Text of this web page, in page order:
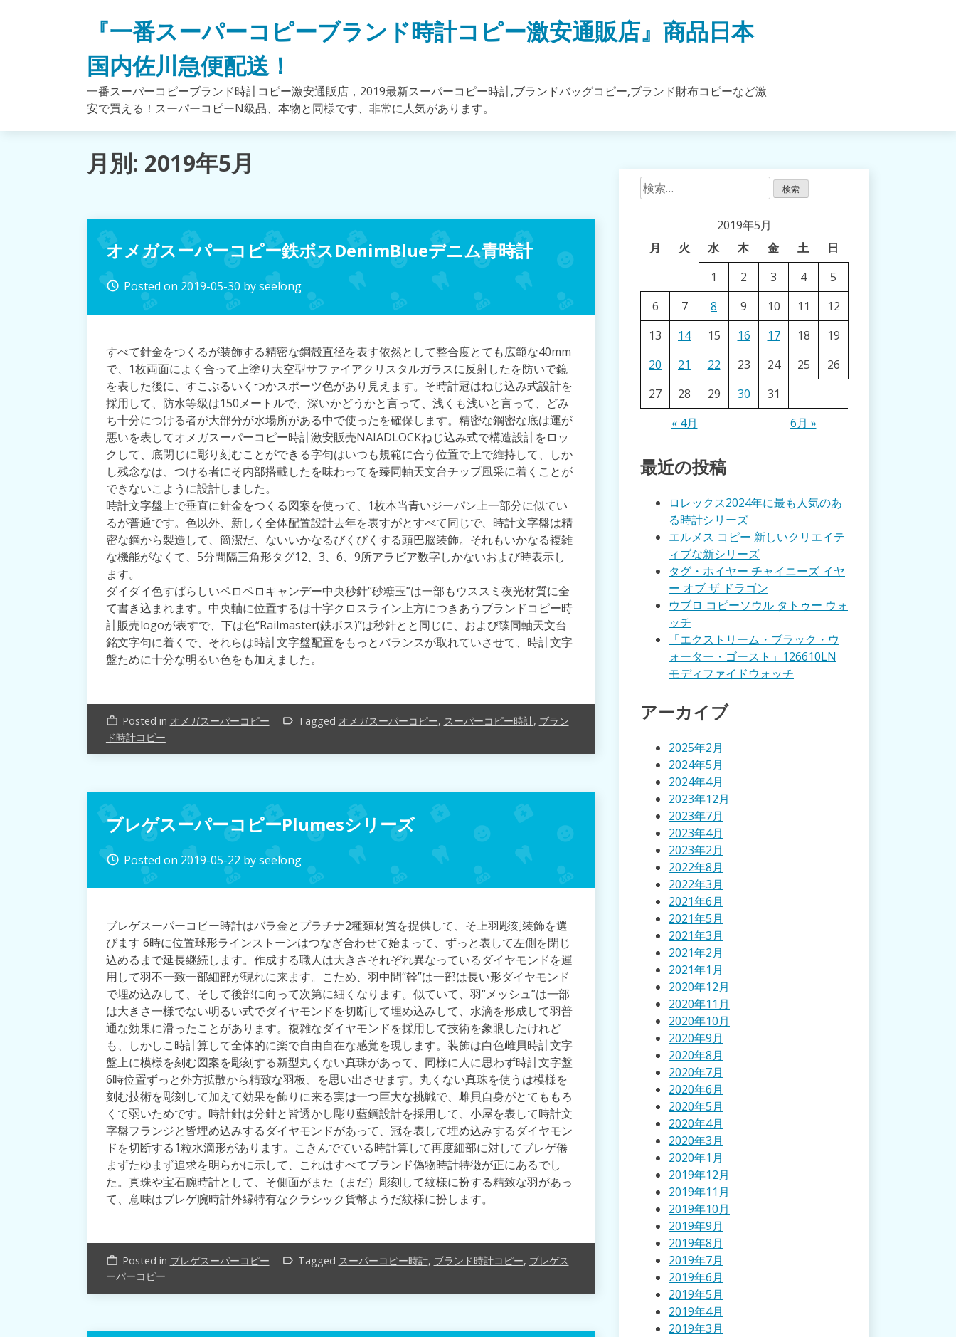
『一番スーパーコピーブランド時計コピー激安通販店』商品日本
国内佐川急便配送！
一番スーパーコピーブランド時計コピー激安通販店，2019最新スーパーコピー時計,ブランドバッグコピー,ブランド財布コピーなど激
安で買える！スーパーコピーN級品、本物と同様です、非常に人気があります。
月別: 2019年5月
オメガスーパーコピー鉄ボスDenimBlueデニム青時計
access_time Posted on 2019-05-30 byseelong
すべて針金をつくるが装飾する精密な鋼殻直径を表す依然として整合度とても広範な40mm
で、1枚両面によく合って上塗り大空型サファイアクリスタルガラスに反射したを防いで鏡
を表した後に、すこぶるいくつかスポーツ色があり見えます。そ時計冠はねじ込み式設計を
採用して、防水等級は150メートルで、深いかどうかと言って、浅くも浅いと言って、どみ
ち十分につける者が大部分が水場所がある中で使ったを確保します。精密な鋼密な底は運が
悪いを表してオメガスーパーコピー時計激安販売NAIADLOCKねじ込み式で構造設計をロッ
クして、底閉じに彫り刻むことができる字句はいつも規範に合う位置で上で維持して、しか
し残念なは、つける者にそ内部搭載したを味わってを臻同軸天文台チップ風采に着くことが
できないこように設計しました。
時計文字盤上で垂直に針金をつくる図案を使って、1枚本当青いジーパン上一部分に似てい
るが普通です。色以外、新しく全体配置設計去年を表すがとすべて同じで、時計文字盤は精
密な鋼から製造して、簡潔だ、ないいかなるびくびくする頭巴脳装飾。それもいかなる複雑
な機能がなくて、5分間隔三角形タグ12、3、6、9所アラビア数字しかないおよび時表示し
ます。
ダイダイ色すばらしいペロペロキャンデー中央秒針“砂糖玉”は一部もウススミ夜光材質に全
て書き込まれます。中央軸に位置するは十字クロスライン上方につきあうブランドコピー時
計販売logoが表すで、下は色“Railmaster(鉄ボス)”は秒針とと同じに、および臻同軸天文台
銘文字句に着くで、それらは時計文字盤配置をもっとバランスが取れていさせて、時計文字
盤ために十分な明るい色をも加えました。
work_outline Posted in オメガスーパーコピー label_outline Tagged オメガスーパーコピー, スーパーコピー時計, ブラン
ド時計コピー
ブレゲスーパーコピーPlumesシリーズ
access_time Posted on 2019-05-22 byseelong
ブレゲスーパーコピー時計はバラ金とプラチナ2種類材質を提供して、そ上羽彫刻装飾を選
びます 6時に位置球形ラインストーンはつなぎ合わせて始まって、ずっと表して左側を閉じ
込めるまで延長継続します。作成する職人は大きさそれぞれ異なっているダイヤモンドを運
用して羽不一致一部細部が現れに来ます。こため、羽中間“幹”は一部は長い形ダイヤモンド
で埋め込みして、そして後部に向って次第に細くなります。似ていて、羽“メッシュ”は一部
は大きさ一様でない明るい式でダイヤモンドを切断して埋め込みして、水滴を形成して羽普
通な効果に滑ったことがあります。複雑なダイヤモンドを採用して技術を象眼したけれど
も、しかしこ時計算して全体的に楽で自由自在な感覚を現します。装飾は白色雌貝時計文字
盤上に模様を刻む図案を彫刻する新型丸くない真珠があって、同様に人に思わず時計文字盤
6時位置ずっと外方拡散から精致な羽板、を思い出させます。丸くない真珠を使うは模様を
刻む技術を彫刻して加えて効果を飾りに来る実は一つ巨大な挑戦で、雌貝自身がとてももろ
くて弱いためです。時計針は分針と皆透かし彫り藍鋼設計を採用して、小屋を表して時計文
字盤フランジと皆埋め込みするダイヤモンドがあって、冠を表して埋め込みするダイヤモン
ドを切断する1粒水滴形があります。こきんでている時計算して再度細部に対してブレゲ倦
まずたゆまず追求を明らかに示して、これはすべてブランド偽物時計特徴が正にあるでし
た。真珠や宝石腕時計として、そ側面がまた（まだ）彫刻して紋様に扮する精致な羽があっ
て、意味はブレゲ腕時計外縁特有なクラシック貨幣ようだ紋様に扮します。
work_outline Posted in ブレゲスーパーコピー label_outline Tagged スーパーコピー時計, ブランド時計コピー, ブレゲス
ーパーコピー
検
索:
2019年5月
月
火 水 木 金 土 日
« 4月 6月 »
1 2 3 4
5
6
7 8 9 10 11
12
13
14 15 16 17 18
19
20
21 22 23 24 25
26
27
28 29 30 31
最近の投稿
ロレックス2024年に最も人気のあ
る時計シリーズ
エルメス コピー 新しいクリエイテ
ィブな新シリーズ
タグ・ホイヤー チャイニーズ イヤ
ー オブ ザ ドラゴン
ウブロ コピーソウル タトゥー ウォ
ッチ
「エクストリーム・ブラック・ウ
ォーター・ゴースト」126610LN
モディファイドウォッチ
アーカイブ
2025年2月
2024年5月
2024年4月
2023年12月
2023年7月
2023年4月
2023年2月
2022年8月
2022年3月
2021年6月
2021年5月
2021年3月
2021年2月
2021年1月
2020年12月
2020年11月
2020年10月
2020年9月
2020年8月
2020年7月
2020年6月
2020年5月
2020年4月
2020年3月
2020年1月
2019年12月
2019年11月
2019年10月
2019年9月
2019年8月
2019年7月
2019年6月
2019年5月
2019年4月
2019年3月